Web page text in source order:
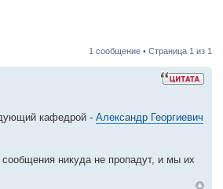
1 сообщение • Страница 1 из 1
кафедрой -Александр Георгиевич
никуда не пропадут, и мы их